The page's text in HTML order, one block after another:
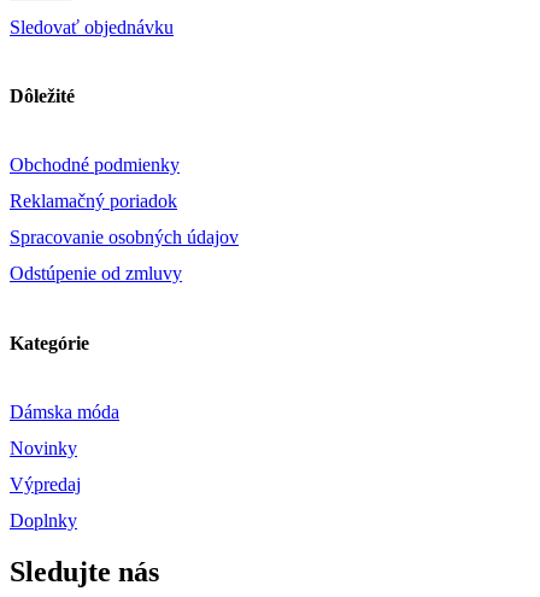
Sledovať objednávku
Dôležité
Obchodné podmienky
Reklamačný poriadok
Spracovanie osobných údajov
Odstúpenie od zmluvy
Kategórie
Dámska móda
Novinky
Výpredaj
Doplnky
Sledujte nás